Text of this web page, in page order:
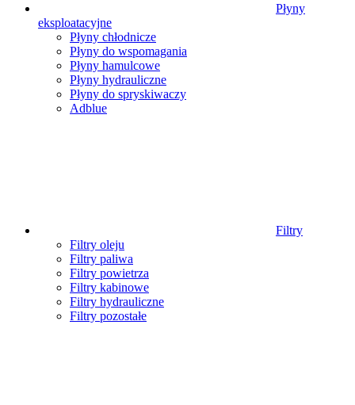
Płyny
eksploatacyjne
Płyny chłodnicze
Płyny do wspomagania
Płyny hamulcowe
Płyny hydrauliczne
Płyny do spryskiwaczy
Adblue
Filtry
Filtry oleju
Filtry paliwa
Filtry powietrza
Filtry kabinowe
Filtry hydrauliczne
Filtry pozostałe